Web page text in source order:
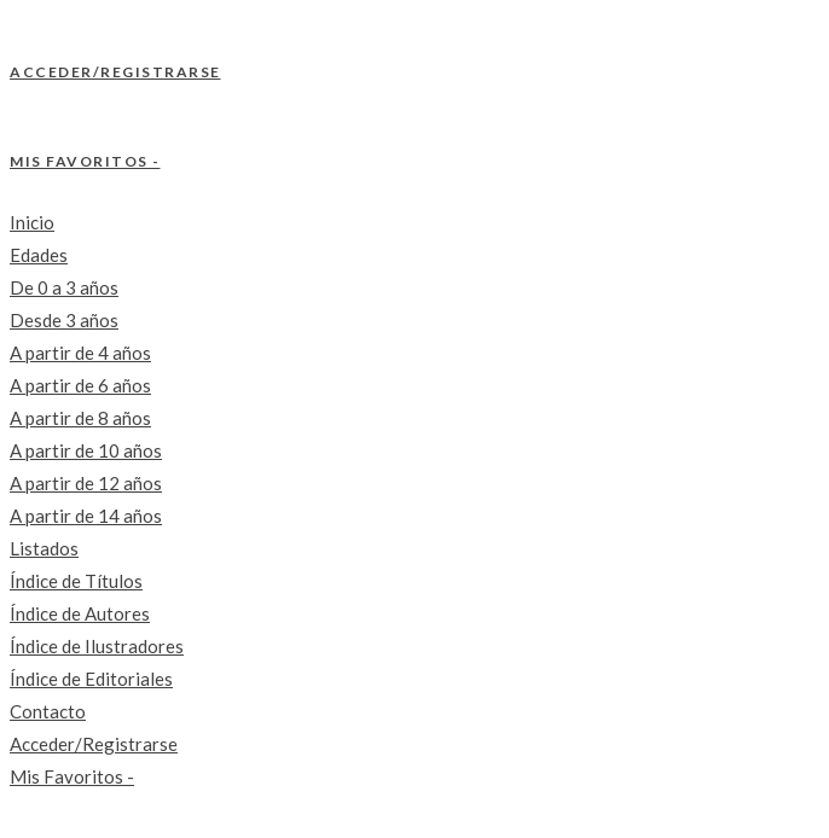
ACCEDER/REGISTRARSE
MIS FAVORITOS -
Inicio
Edades
De 0 a 3 años
Desde 3 años
A partir de 4 años
A partir de 6 años
A partir de 8 años
A partir de 10 años
A partir de 12 años
A partir de 14 años
Listados
Índice de Títulos
Índice de Autores
Índice de Ilustradores
Índice de Editoriales
Contacto
Acceder/Registrarse
Mis Favoritos -